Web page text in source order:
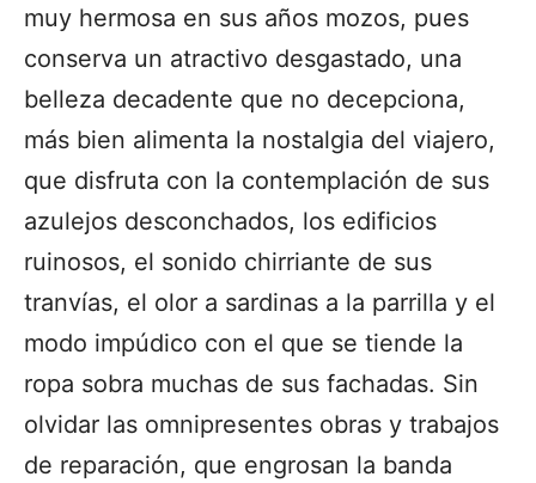
muy hermosa en sus años mozos, pues
conserva un atractivo desgastado, una
belleza decadente que no decepciona,
más bien alimenta la nostalgia del viajero,
que disfruta con la contemplación de sus
azulejos desconchados, los edificios
ruinosos, el sonido chirriante de sus
tranvías, el olor a sardinas a la parrilla y el
modo impúdico con el que se tiende la
ropa sobra muchas de sus fachadas. Sin
olvidar las omnipresentes obras y trabajos
de reparación, que engrosan la banda